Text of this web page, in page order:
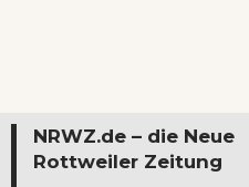
NRWZ.de – die Neue
Rottweiler Zeitung